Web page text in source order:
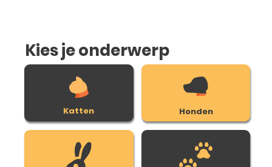
Kies je onderwerp
Katten Honden